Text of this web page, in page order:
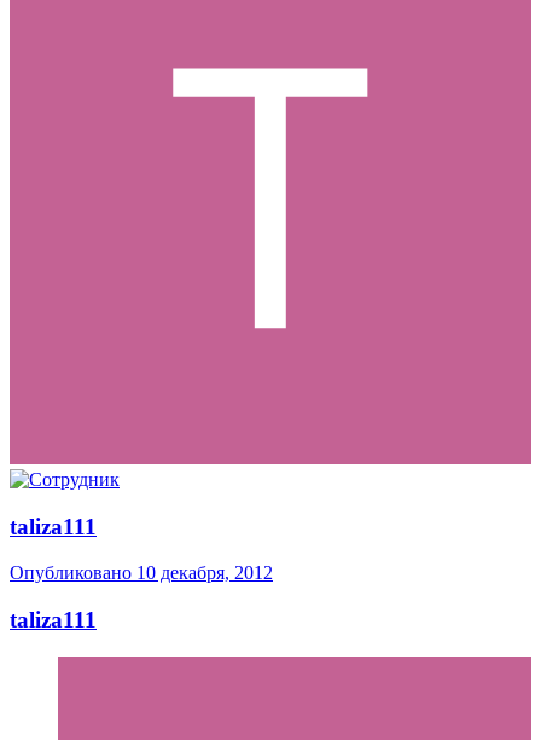
taliza111
Опубликовано 10 декабря, 2012
taliza111